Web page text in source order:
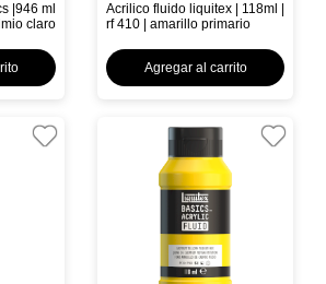
|946 ml
claro
Acrilico fluido liquitex | 118ml |
rf 410 | amarillo primario
Agregar al carrito